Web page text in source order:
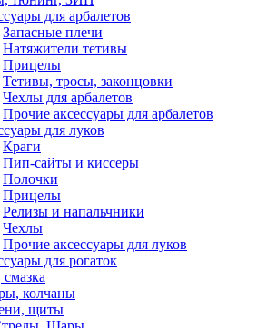
для арбалетов
Запасные плечи
Натяжители тетивы
Прицелы
Тетивы, тросы, законцовки
Чехлы для арбалетов
Прочие аксессуары для арбалетов
для луков
Краги
Пип-сайты и киссеры
Полочки
Прицелы
Релизы и напальчники
Чехлы
Прочие аксессуары для луков
для рогаток
колчаны
щиты